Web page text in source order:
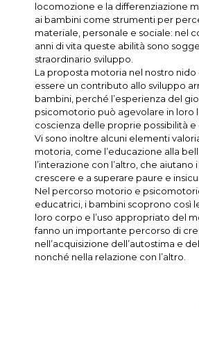
locomozione e la differenziazione
ai bambini come strumenti per
materiale, personale e sociale: nel
anni di vita queste abilità sono
straordinario sviluppo.
La proposta motoria nel nostro nido
essere un contributo allo sviluppo
bambini, perché l’esperienza del
psicomotorio può agevolare in loro
coscienza delle proprie possibilità e
Vi sono inoltre alcuni elementi
motoria, come l’educazione alla
l’interazione con l’altro, che aiutano
crescere e a superare paure e
Nel percorso motorio e
educatrici, i bambini scoprono così
loro corpo e l’uso appropriato del
fanno un importante percorso di
nell’acquisizione dell’autostima e
nonché nella relazione con l’altro.